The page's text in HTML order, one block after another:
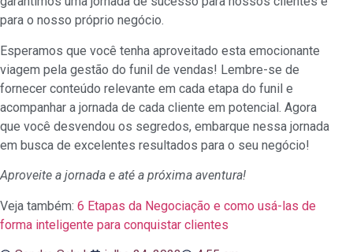
para o nosso próprio negócio.
Esperamos que você tenha aproveitado esta emocionante
viagem pela gestão do funil de vendas! Lembre-se de
fornecer conteúdo relevante em cada etapa do funil e
acompanhar a jornada de cada cliente em potencial. Agora
que você desvendou os segredos, embarque nessa jornada
em busca de excelentes resultados para o seu negócio!
Aproveite a jornada e até a próxima aventura!
Veja também: 6 Etapas da Negociação e como usá-las de
forma inteligente para conquistar clientes